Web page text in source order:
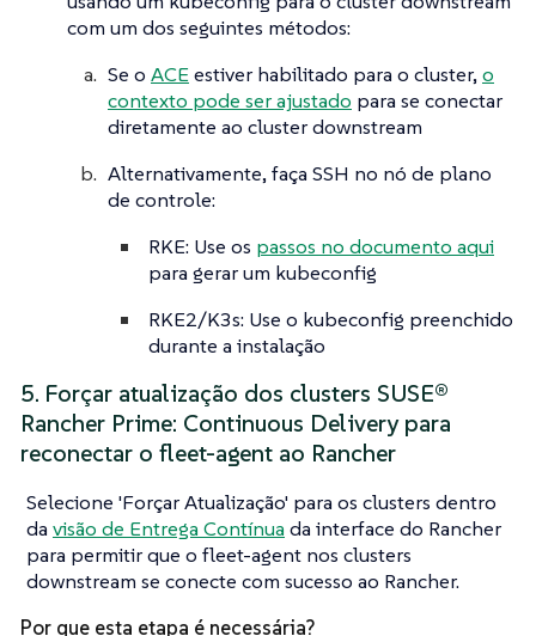
com um dos seguintes métodos:
Se o ACEestiver habilitado para o cluster,o
contexto pode ser ajustado para se conectar
diretamente ao cluster downstream
Alternativamente, faça SSH no nó de plano
de controle:
RKE: Use os passos no documento aqui
para gerar um kubeconfig
RKE2/K3s: Use o kubeconfig preenchido
durante a instalação
5. Forçar atualização dos clusters SUSE®
Rancher Prime: Continuous Delivery para
reconectar o fleet-agent ao Rancher
Selecione 'Forçar Atualização' para os clusters dentro
da visão de Entrega Contínua da interface do Rancher
para permitir que o fleet-agent nos clusters
downstream se conecte com sucesso ao Rancher.
Por que esta etapa é necessária?